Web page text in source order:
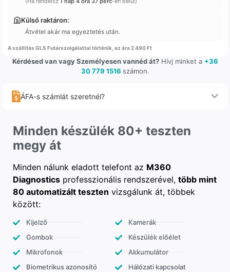
Külső raktáron:
Átvétel akár ma egyeztetés után.
A szállítás GLS Futárszolgálattal történik, az ára 2 490 Ft
Kérdésed van vagy Személyesen vannéd át?Hívj minket a +36
30 779 1516 számon.
ÁFA-s számlát szeretnél?
Minden készülék 80+ teszten
megy át
Minden nálunk eladott telefont az M360
Diagnostics professzionális rendszerével, több mint
80 automatizált teszten vizsgálunk át, többek
között:
Kijelző
Gombok
Mikrofonok
Biometrikus azonosító
Kamerák
Készülék előélet
Akkumulátor
Hálózati kapcsolat